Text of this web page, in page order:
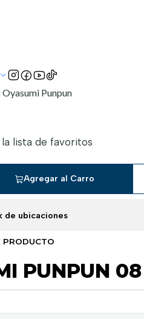
Oyasumi Punpun
lista de favoritos
Agregar al Carro
de ubicaciones
PRODUCTO
PUNPUN 08